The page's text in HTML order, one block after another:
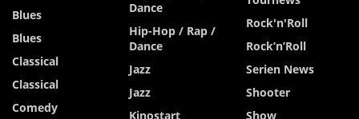
Blues
Blues
Classical
Classical
Comedy
Dance
Hip-Hop / Rap /
Dance
Jazz
Jazz
Kinostart
Rock'n'Roll
Rock’n’Roll
Serien News
Shooter
Show